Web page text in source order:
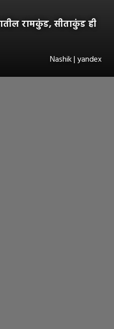
रामकुंड, सीताकुंड ही
Nashik | yandex